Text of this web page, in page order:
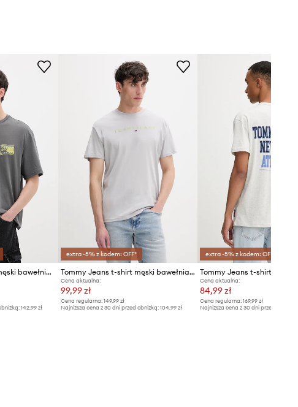
Tabela rozmiarów
Tommy Jeans T-shirt męski bawełniany
142,99 zł
extra -5% z kodem: OFF*
Tommy Jeans t-shirt męski bawełniany
Cena aktualna:
99,99 zł
Cena regularna:149,99 zł
Najniższa cena z 30 dni przed obniżką:104,99 zł
extra -5% z kodem: OFF*
Tommy Jeans t-shirt
Cena aktualna:
84,99 zł
Cena regularna: 169,99 zł
Najniższa cena z 30 dni przed obniżką: